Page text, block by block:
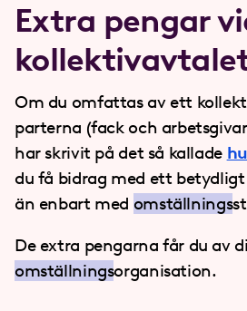
Extra pengar
Om du omfattas av ett
parterna (fack och
har skrivit på det så kallade
du få bidrag med ett
än enbart med omställnings
De extra pengarna får du av
omställningsorganisation.